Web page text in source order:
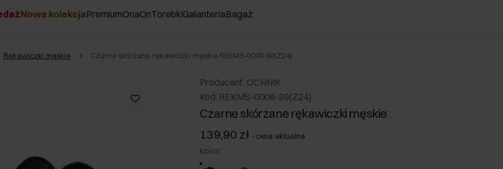
Nowa kolekcjaPremiumOnaOnTorebkiGalanteriaBagaż
Rękawiczki męskie Czarne skórzane rękawiczki męskie REKMS-0009-99(Z24)
Producent: OCHNIK
Kod: REKMS-0009-99(Z24)
Czarne skórzane rękawiczki męskie
139,90 zł - cena aktualna
Kolor: